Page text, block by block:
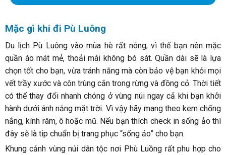
Mặc gì khi đi Pù Luông
Du lịch Pù Luông vào mùa hè rất nóng, vì thế bạn nên mặc
quần áo mát mẻ, thoải mái không bó sát. Quần dài sẽ là lựa
chọn tốt cho bạn, vừa tránh nắng mà còn bảo vệ bạn khỏi mọi
vết trầy xước và côn trùng cắn trong rừng và đồng cỏ. Thời tiết
có thể thay đổi nhanh chóng ở vùng núi ngay cả khi bạn khởi
hành dưới ánh nắng mặt trời. Vì vậy hãy mang theo kem chống
nắng, kính râm, ô hoặc mũ. Nếu bạn thích check in sống ảo thì
đây sẽ là tip chuẩn bị trang phục “sống ảo” cho bạn.
Khung cảnh vùng núi dân tộc nơi Phù Luồng rất phu hợp cho